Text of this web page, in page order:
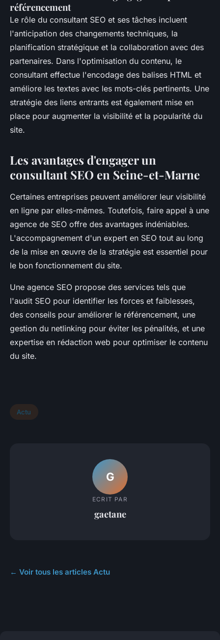
référencement
Le rôle du consultant SEO et ses tâches incluent
l'anticipation des changements techniques, la
planification stratégique et la collaboration avec des
partenaires. Dans l'optimisation du contenu, le
consultant effectue l'encodage des balises HTML et
améliore les textes avec les mots-clés pertinents. Une
stratégie des liens entrants est également mise en
place pour augmenter la visibilité et la popularité du
site.
Les avantages d'engager un
consultant SEO en Seine-et-Marne
Certaines entreprises peuvent améliorer leur visibilité
en ligne par elles-mêmes. Toutefois, faire appel à une
agence de SEO offre des avantages indéniables.
L'accompagnement d'un expert en SEO tout au long
de la mise en œuvre de la stratégie est essentiel pour
le bon fonctionnement du site.
Une agence SEO propose des services tels que
l'audit SEO pour identifier les forces et faiblesses,
des conseils pour améliorer le référencement, une
gestion du netlinking pour éviter les pénalités, et une
expertise en rédaction web pour optimiser le contenu
du site.
Actu
G
ECRIT PAR
gaetane
← Voir tous les articles Actu